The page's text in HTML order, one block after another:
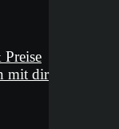
mit dir